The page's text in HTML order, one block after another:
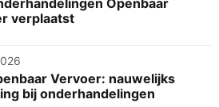
verplaatst
Vervoer: nauwelijks
bij onderhandelingen